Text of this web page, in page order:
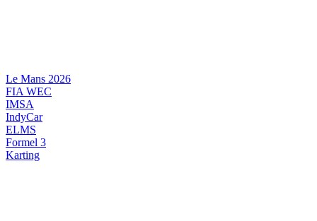
Le Mans 2026
FIA WEC
IMSA
IndyCar
ELMS
Formel 3
Karting